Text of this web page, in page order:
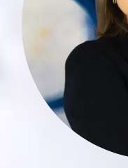
hat.
Hamburg,
von 1996